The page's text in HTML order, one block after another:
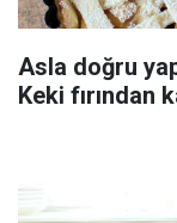
Asla doğru
Keki fırından